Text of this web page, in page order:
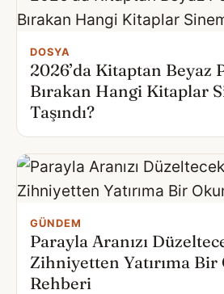
DOSYA
2026’da Kitaptan Beyaz
Bırakan Hangi Kitaplar
Taşındı?
GÜNDEM
Parayla Aranızı
Zihniyetten Yatırıma Bir
Rehberi